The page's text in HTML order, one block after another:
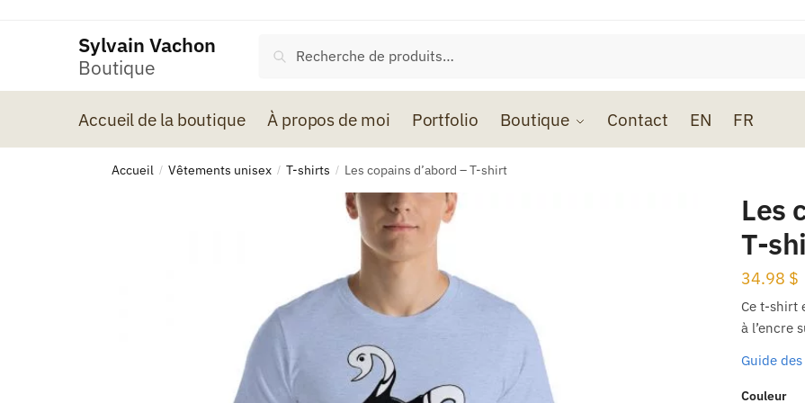
Sylvain Vachon
Boutique
pour :
Recherche
Accueil de la boutique À propos de moi Portfolio Boutique Contact EN FR
Accueil / Vêtements unisex / T-shirts / Les copains d’abord – T-shirt
Les
T-
34.98 $
Ce t-shirt
à l’encre
Guide
Couleur